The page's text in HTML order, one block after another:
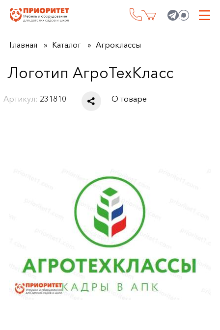
Главная Каталог Агроклассы
Логотип АгроТехКласс
Артикул: 231810 О товаре